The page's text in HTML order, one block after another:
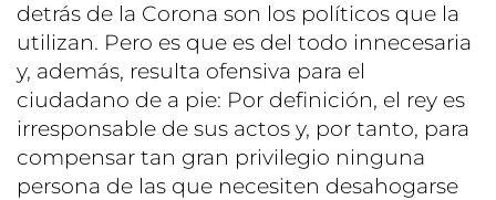
detrás de la Corona son los políticos que la
utilizan. Pero es que es del todo innecesaria
y, además, resulta ofensiva para el
ciudadano de a pie: Por definición, el rey es
irresponsable de sus actos y, por tanto, para
compensar tan gran privilegio ninguna
persona de las que necesiten desahogarse